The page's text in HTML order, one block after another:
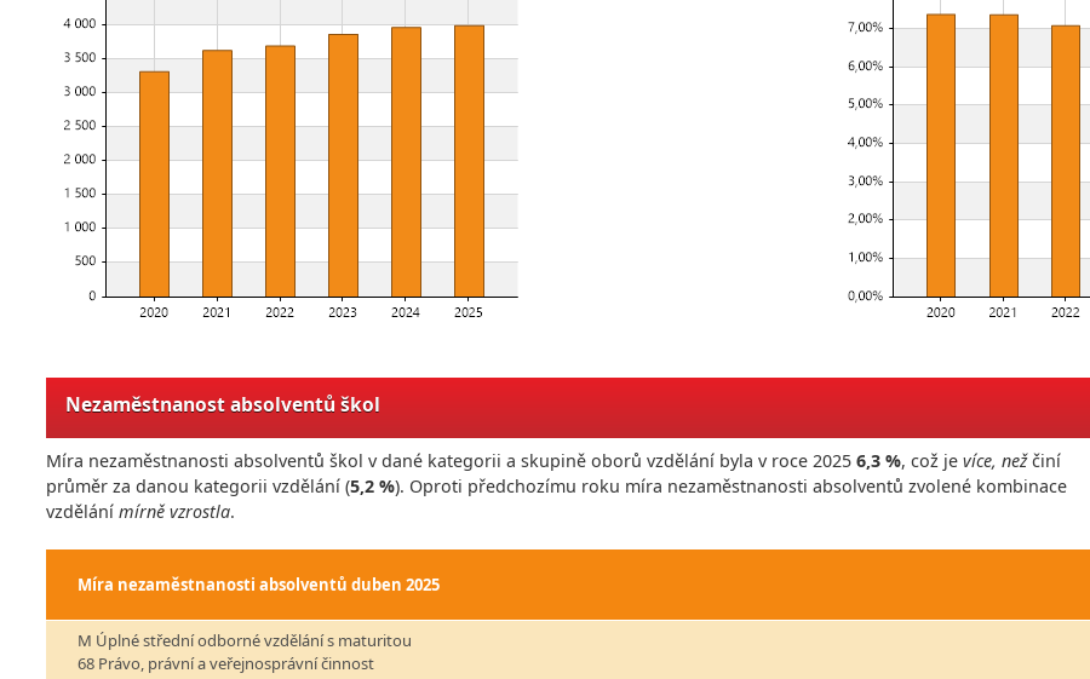
Nezaměstnanost absolventů škol
Míra nezaměstnanosti absolventů škol v dané kategorii a skupině oborů vzdělání byla v roce 2025 6,3 %, což je více, nežčiní
průměr za danou kategorii vzdělání (5,2 %). Oproti předchozímu roku míra nezaměstnanosti absolventů zvolené kombinace
vzdělání mírně vzrostla.
Míra nezaměstnanosti absolventů duben 2025
M Úplné střední odborné vzdělání s maturitou
68 Právo, právní a veřejnosprávní činnost